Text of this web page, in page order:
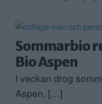
Sommarbio
Bio Aspen
I veckan drog
Aspen. […]